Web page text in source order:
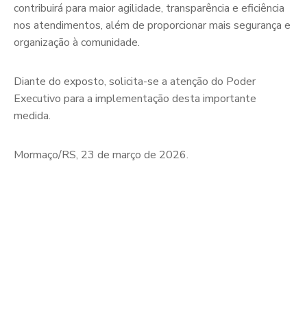
contribuirá para maior agilidade, transparência e eficiência
nos atendimentos, além de proporcionar mais segurança e
organização à comunidade.
Diante do exposto, solicita-se a atenção do Poder
Executivo para a implementação desta importante
medida.
Mormaço/RS, 23 de março de 2026.